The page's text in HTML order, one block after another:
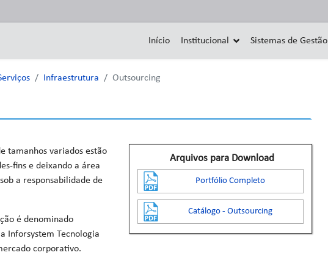
Início Institucional Sistemas de Gestão
Infraestrutura Outsourcing
Arquivos para Download
Portfólio Completo
Catálogo - Outsourcing
tamanhos variados estão
fins e deixando a área
a responsabilidade de
é denominado
Inforsystem Tecnologia
corporativo.